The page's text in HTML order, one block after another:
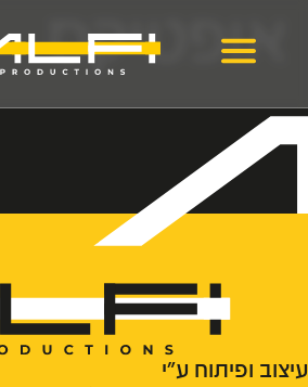
אופטיקס
עיצוב ופיתוח ע״י